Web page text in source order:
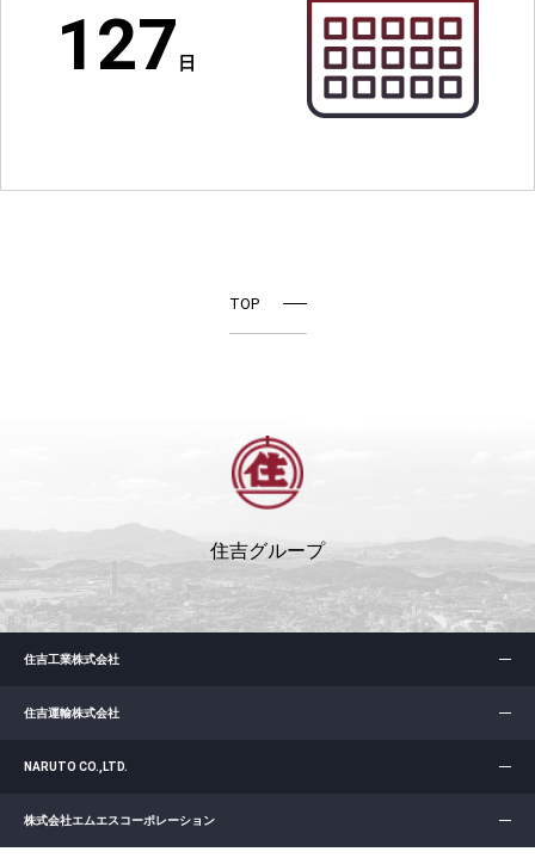
127 日
TOP
住吉グループ
住吉工業株式会社
住吉運輸株式会社
NARUTO CO.,LTD.
株式会社エムエスコーポレーション